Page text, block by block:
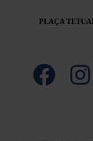
PLAÇA